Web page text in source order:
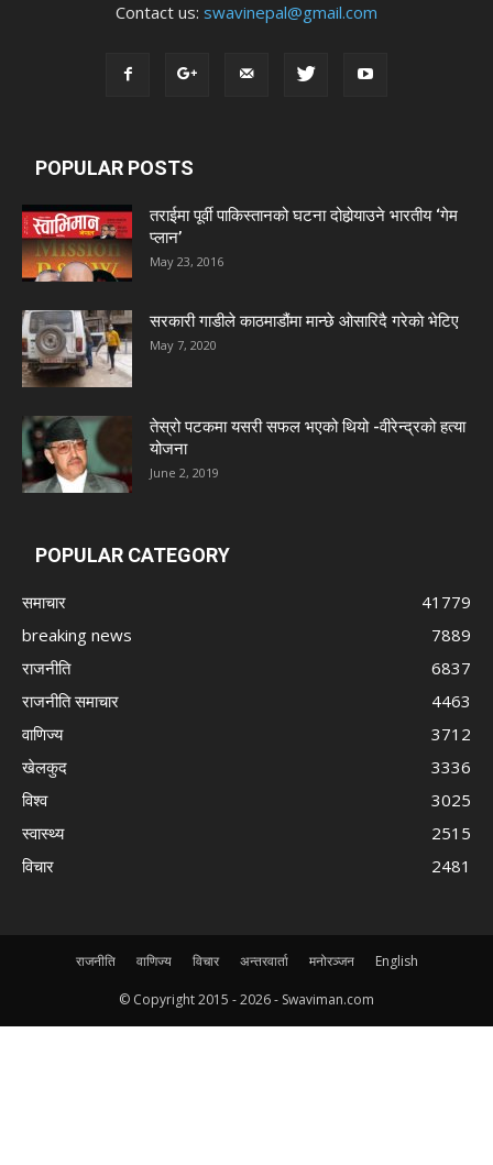
Contact us: swavinepal@gmail.com
POPULAR POSTS
तराईमा पूर्वी पाकिस्तानको घटना दोहोर्‍याउने भारतीय ‘गेम
प्लान’
May 23, 2016
सरकारी गाडीले काठमाडौंमा मान्छे ओसारिदै गरेकाे भेटिए
May 7, 2020
तेस्रो पटकमा यसरी सफल भएको थियो -वीरेन्द्रको हत्या
योजना
June 2, 2019
POPULAR CATEGORY
समाचार
41779
breaking news
7889
राजनीति
6837
राजनीति समाचार
4463
वाणिज्य
3712
खेलकुद
3336
विश्व
3025
स्वास्थ्य
2515
विचार
2481
राजनीति वाणिज्य विचार अन्तरवार्ता मनोरञ्जन English
© Copyright 2015 -2026 - Swaviman.com